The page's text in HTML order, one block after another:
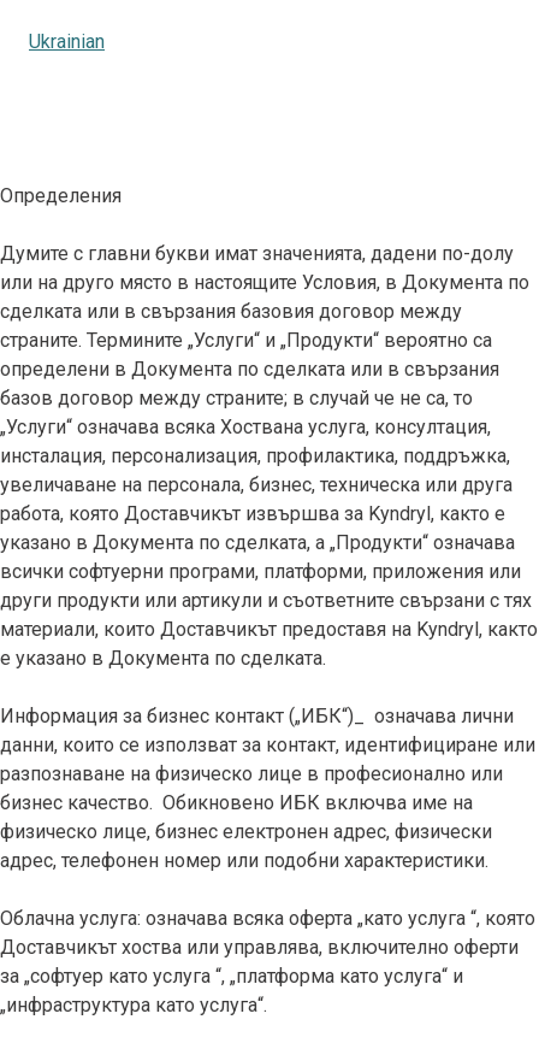
Ukrainian
Определения
Думите с главни букви имат значенията, дадени по-долу
или на друго място в настоящите Условия, в Документа по
сделката или в свързания базовия договор между
страните. Термините „Услуги“ и „Продукти“ вероятно са
определени в Документа по сделката или в свързания
базов договор между страните; в случай че не са, то
„Услуги“ означава всяка Хоствана услуга, консултация,
инсталация, персонализация, профилактика, поддръжка,
увеличаване на персонала, бизнес, техническа или друга
работа, която Доставчикът извършва за Kyndryl, както е
указано в Документа по сделката, а „Продукти“ означава
всички софтуерни програми, платформи, приложения или
други продукти или артикули и съответните свързани с тях
материали, които Доставчикът предоставя на Kyndryl, както
е указано в Документа по сделката.
Информация за бизнес контакт („ИБК“)_ означава лични
данни, които се използват за контакт, идентифициране или
разпознаване на физическо лице в професионално или
бизнес качество. Обикновено ИБК включва име на
физическо лице, бизнес електронен адрес, физически
адрес, телефонен номер или подобни характеристики.
Облачна услуга: означава всяка оферта „като услуга “, която
Доставчикът хоства или управлява, включително оферти
за „софтуер като услуга “, „платформа като услуга“ и
„инфраструктура като услуга“.